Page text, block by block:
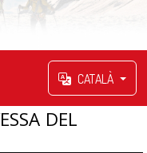
CATALÀ
DEL